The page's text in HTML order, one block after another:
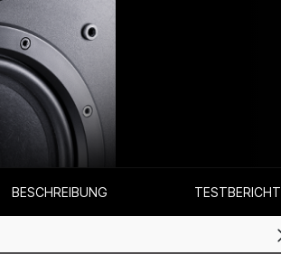
BESCHREIBUNG TESTBERICHT